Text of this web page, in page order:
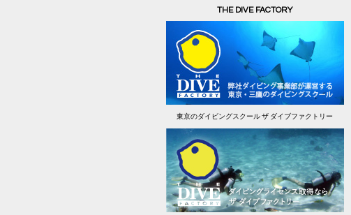
THE DIVE FACTORY
東京のダイビングスクール ザ ダイブファクトリー